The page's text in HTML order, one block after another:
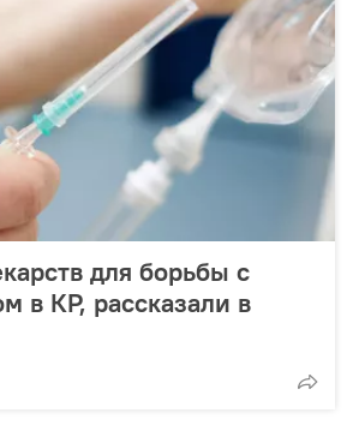
для борьбы с
в КР, рассказали в